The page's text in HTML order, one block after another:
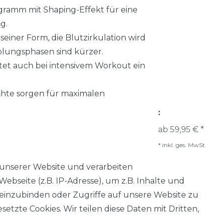
mit Shaping-Effekt für eine
Form, die Blutzirkulation wird
sind kürzer.
auch bei intensivem Workout ein
sorgen für maximalen
:
ab 59,95 € *
* inkl. ges. MwSt.
Website und verarbeiten
(z.B. IP-Adresse), um z.B. Inhalte und
oder Zugriffe auf unsere Website zu
Cookies. Wir teilen diese Daten mit Dritten,